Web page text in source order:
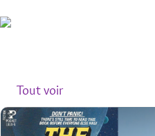
Tout voir